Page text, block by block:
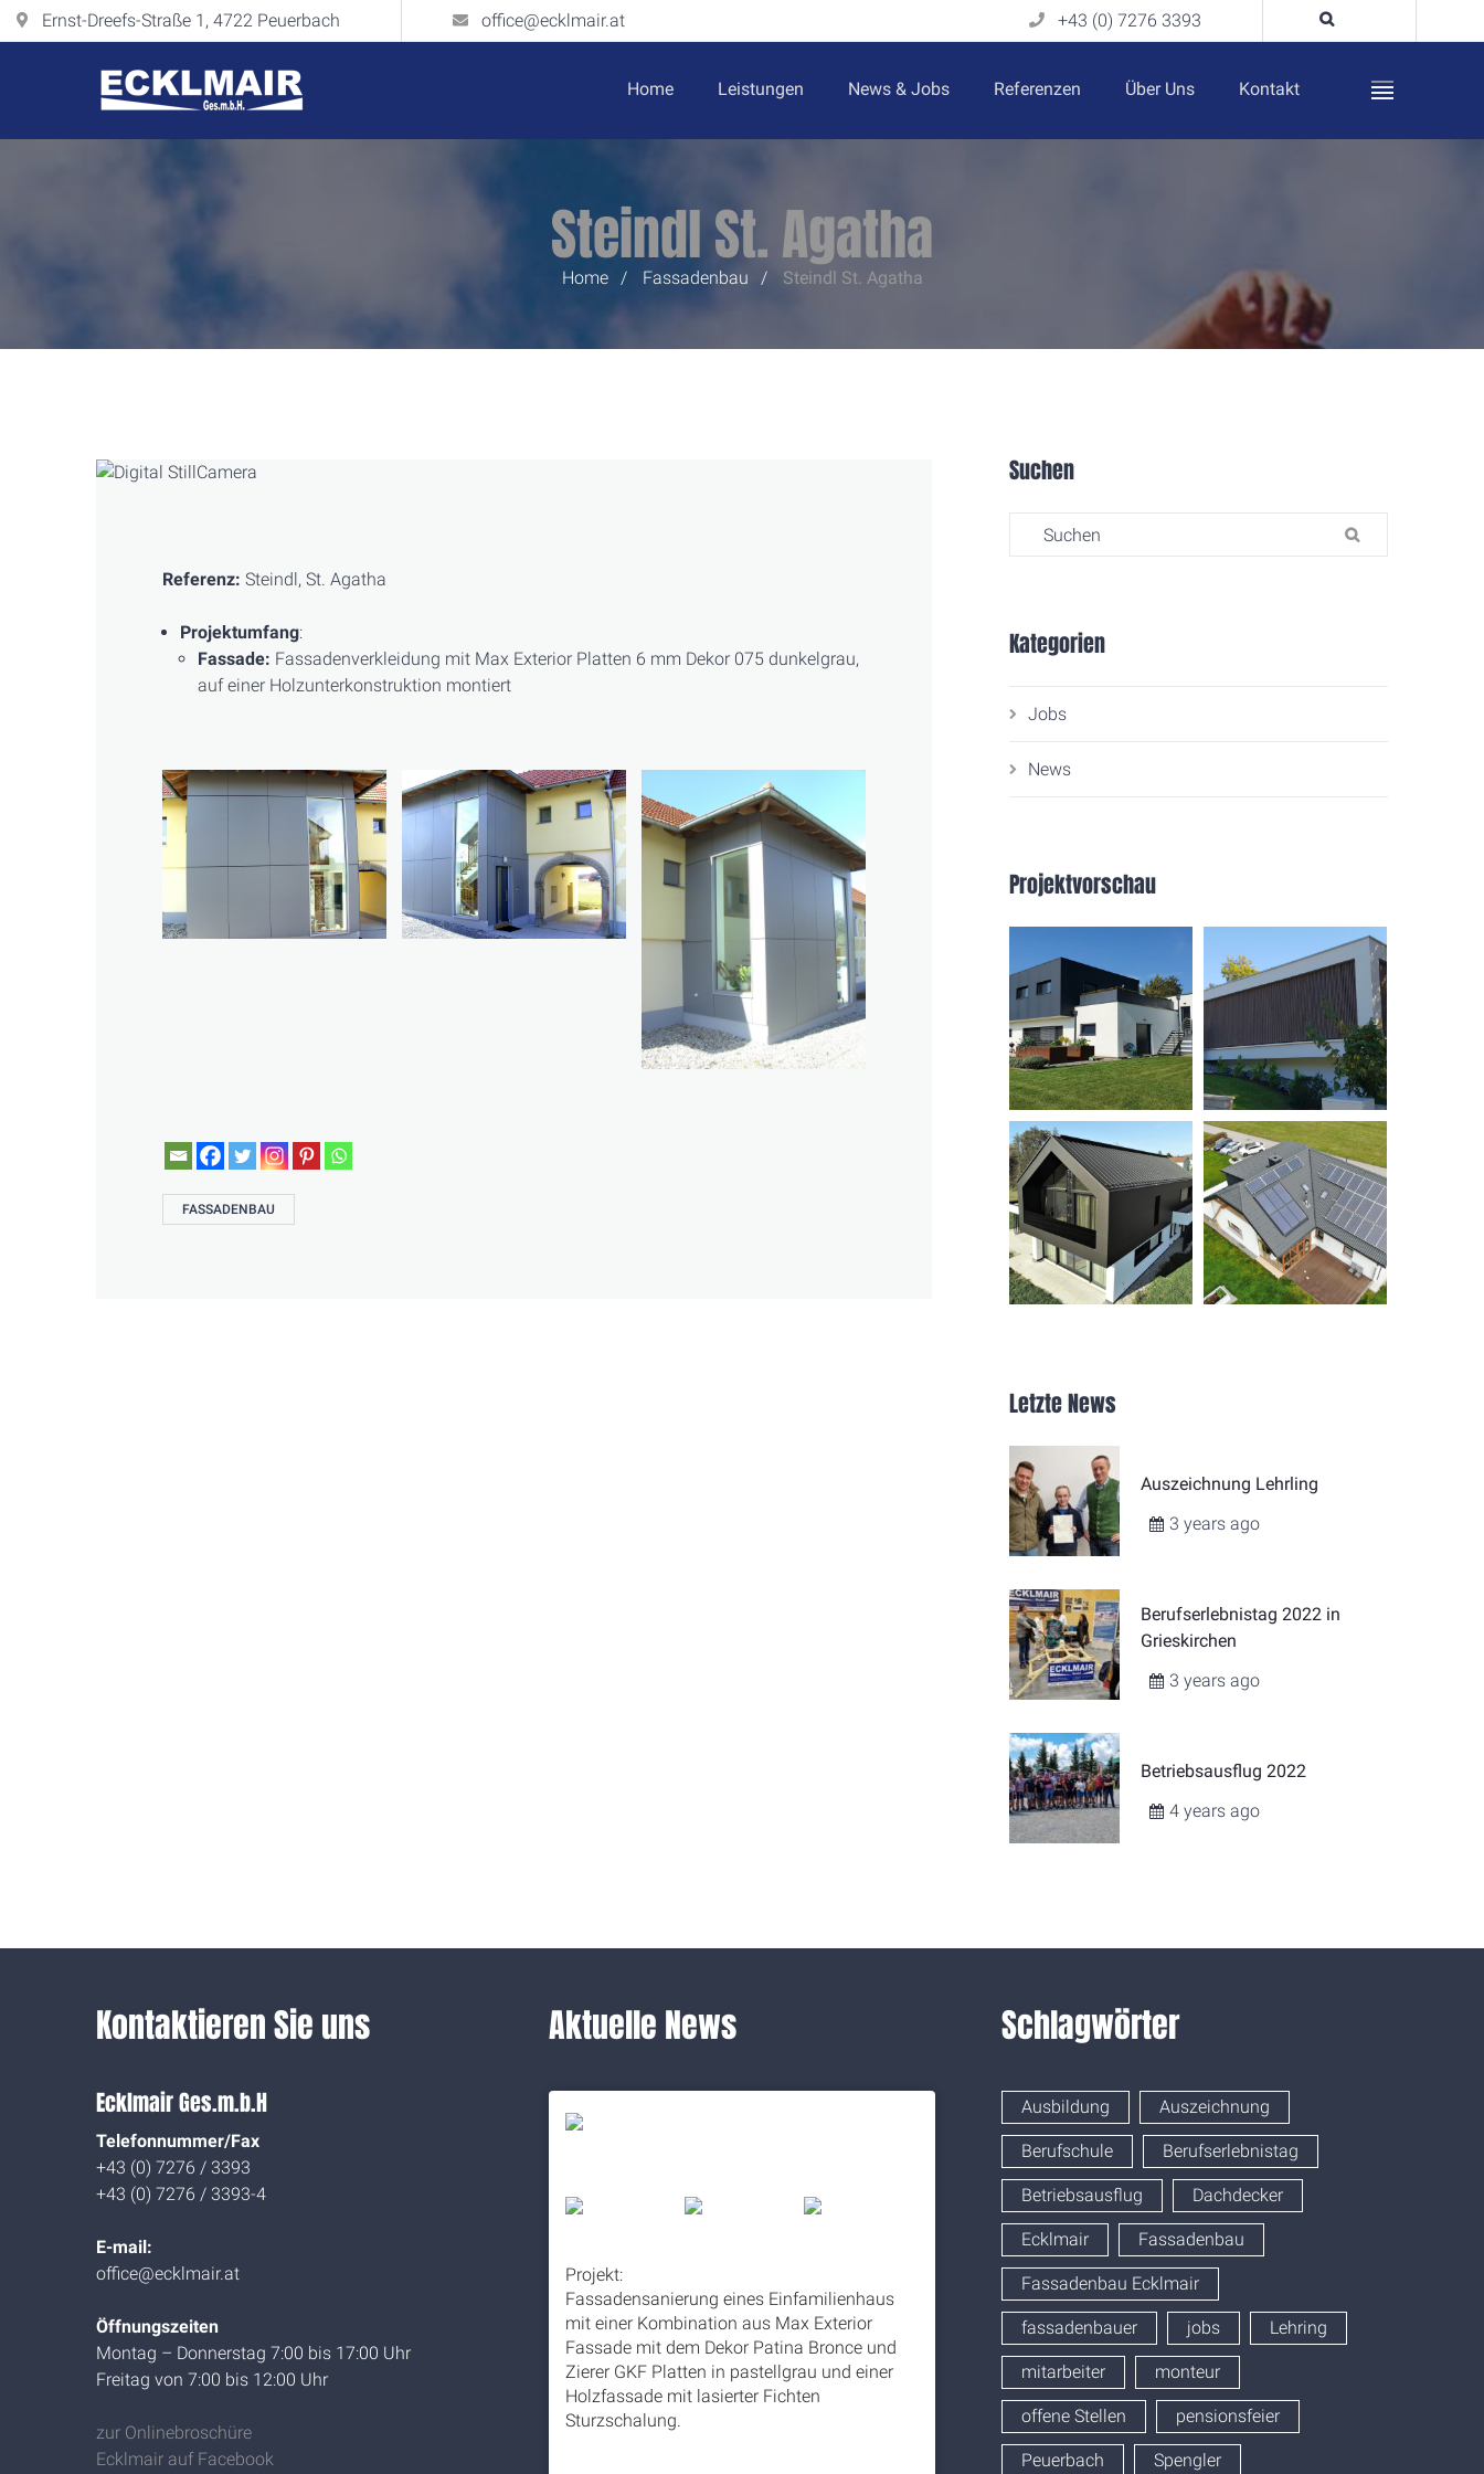
Ernst-Dreefs-Straße 1, 4722 Peuerbach office@ecklmair.at +43 (0) 7276 3393
Home Leistungen News & Jobs Referenzen Über Uns Kontakt
Steindl St. Agatha
Home Fassadenbau Steindl St. Agatha
Referenz: Steindl, St. Agatha
Projektumfang:
Fassade: Fassadenverkleidung mit Max Exterior Platten 6 mm Dekor 075 dunkelgrau,
auf einer Holzunterkonstruktion montiert
FASSADENBAU
Suchen
Search for:
Kategorien
Jobs
News
Projektvorschau
Letzte News
Auszeichnung Lehrling
3 years ago
Berufserlebnistag 2022 in
Grieskirchen
3 years ago
Betriebsausflug 2022
4 years ago
Kontaktieren Sie uns
Ecklmair Ges.m.b.H
Telefonnummer/Fax
+43 (0) 7276 / 3393
+43 (0) 7276 / 3393-4
E-mail:
office@ecklmair.at
Öffnungszeiten
Montag – Donnerstag 7:00 bis 17:00 Uhr
Freitag von 7:00 bis 12:00 Uhr
zur Onlinebroschüre
Ecklmair auf Facebook
Aktuelle News
Projekt:
Fassadensanierung eines Einfamilienhaus
mit einer Kombination aus Max Exterior
Fassade mit dem Dekor Patina Bronce und
Zierer GKF Platten in pastellgrau und einer
Holzfassade mit lasierter Fichten
Sturzschalung.
Schlagwörter
Ausbildung Auszeichnung
Berufschule Berufserlebnistag
Betriebsausflug Dachdecker
Ecklmair Fassadenbau
Fassadenbau Ecklmair
fassadenbauer jobs Lehring
mitarbeiter monteur
offene Stellen pensionsfeier
Peuerbach Spengler